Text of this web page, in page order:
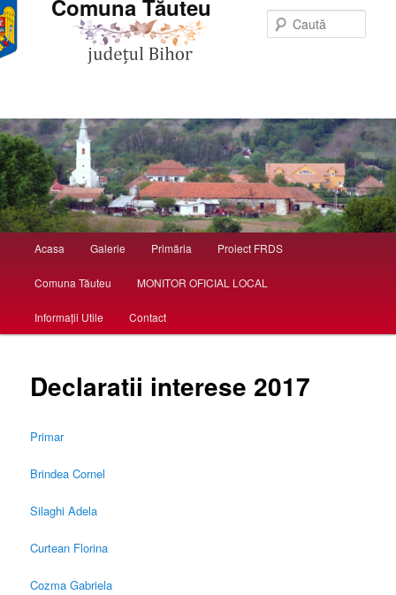
Comuna Tăuteu
Sari la conținutul principal
Sari la conținutul secundar
Acasa Galerie Primăria Proiect FRDS
Comuna Tăuteu MONITOR OFICIAL LOCAL
Informații Utile Contact
Declaratii interese 2017
Primar
Brindea Cornel
Silaghi Adela
Curtean Florina
Cozma Gabriela